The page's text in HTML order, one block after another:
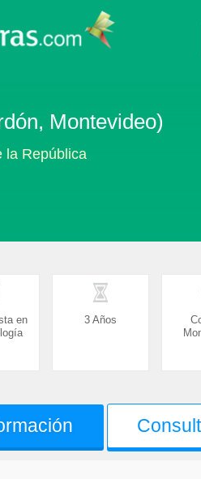
Montevideo)
la República
en
3 Años